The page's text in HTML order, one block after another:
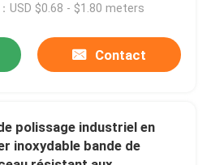
USD $0.68 - $1.80 meters
Contact
polissage industriel en
inoxydable bande de